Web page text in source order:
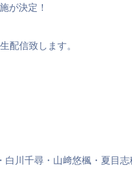
が決定！
配信致します。
川千尋・山﨑悠楓・夏目